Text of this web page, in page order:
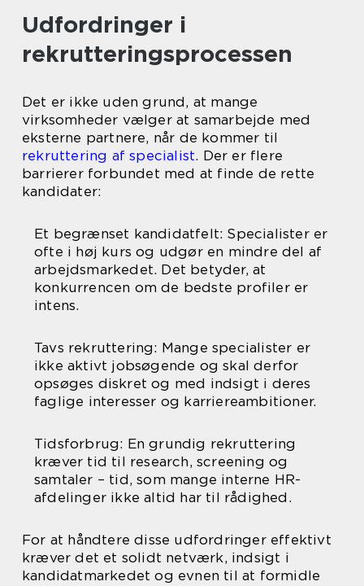
Udfordringer i
rekrutteringsprocessen
Det er ikke uden grund, at mange
virksomheder vælger at samarbejde med
eksterne partnere, når de kommer til
rekruttering af specialist. Der er flere
barrierer forbundet med at finde de rette
kandidater:
Et begrænset kandidatfelt: Specialister er
ofte i høj kurs og udgør en mindre del af
arbejdsmarkedet. Det betyder, at
konkurrencen om de bedste profiler er
intens.
Tavs rekruttering: Mange specialister er
ikke aktivt jobsøgende og skal derfor
opsøges diskret og med indsigt i deres
faglige interesser og karriereambitioner.
Tidsforbrug: En grundig rekruttering
kræver tid til research, screening og
samtaler – tid, som mange interne HR-
afdelinger ikke altid har til rådighed.
For at håndtere disse udfordringer effektivt
kræver det et solidt netværk, indsigt i
kandidatmarkedet og evnen til at formidle